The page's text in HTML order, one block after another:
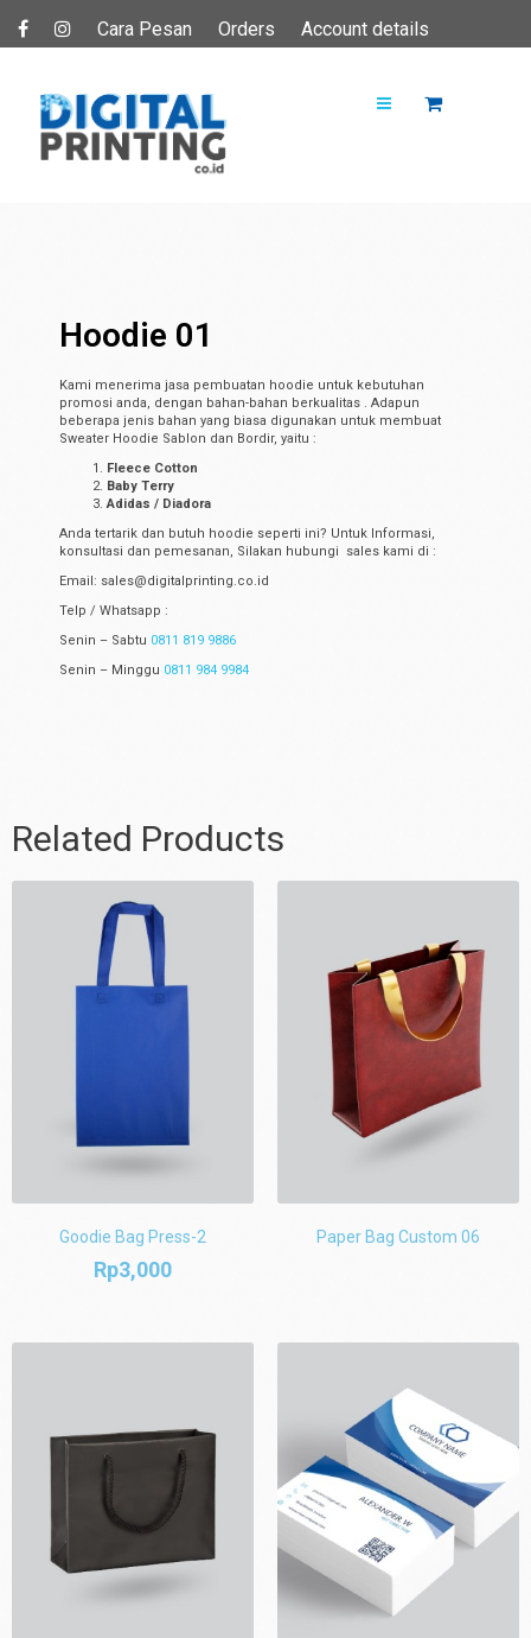
Cara Pesan Orders Account details
Hoodie 01
Kami menerima jasa pembuatan hoodie untuk kebutuhan
promosi anda, dengan bahan-bahan berkualitas . Adapun
beberapa jenis bahan yang biasa digunakan untuk membuat
Sweater Hoodie Sablon dan Bordir, yaitu :
Fleece Cotton
Baby Terry
Adidas / Diadora
Anda tertarik dan butuh hoodie seperti ini? Untuk Informasi,
konsultasi dan pemesanan, Silakan hubungi sales kami di :
Email: sales@digitalprinting.co.id
Telp / Whatsapp :
Senin – Sabtu 0811 819 9886
Senin – Minggu 0811 984 9984
Related Products
Goodie Bag Press-2
Rp3,000
Paper Bag Custom 06